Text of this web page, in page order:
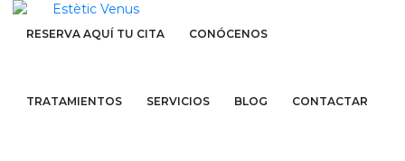
RESERVA AQUÍ TU CITA CONÓCENOS
TRATAMIENTOS SERVICIOS BLOG CONTACTAR